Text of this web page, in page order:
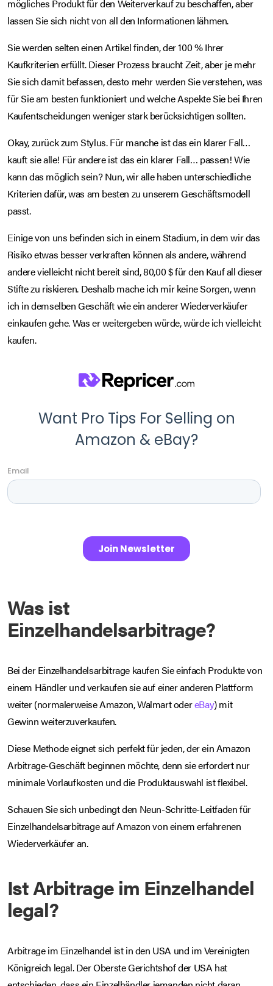
mögliches Produkt für den Weiterverkauf zu beschaffen, aber
lassen Sie sich nicht von all den Informationen lähmen.
Sie werden selten einen Artikel finden, der 100 % Ihrer
Kaufkriterien erfüllt. Dieser Prozess braucht Zeit, aber je mehr
Sie sich damit befassen, desto mehr werden Sie verstehen, was
für Sie am besten funktioniert und welche Aspekte Sie bei Ihren
Kaufentscheidungen weniger stark berücksichtigen sollten.
Okay, zurück zum Stylus. Für manche ist das ein klarer Fall…
kauft sie alle! Für andere ist das ein klarer Fall… passen! Wie
kann das möglich sein? Nun, wir alle haben unterschiedliche
Kriterien dafür, was am besten zu unserem Geschäftsmodell
passt.
Einige von uns befinden sich in einem Stadium, in dem wir das
Risiko etwas besser verkraften können als andere, während
andere vielleicht nicht bereit sind, 80,00 $ für den Kauf all dieser
Stifte zu riskieren. Deshalb mache ich mir keine Sorgen, wenn
ich in demselben Geschäft wie ein anderer Wiederverkäufer
einkaufen gehe. Was er weitergeben würde, würde ich vielleicht
kaufen.
Was ist
Einzelhandelsarbitrage?
Bei der Einzelhandelsarbitrage kaufen Sie einfach Produkte von
einem Händler und verkaufen sie auf einer anderen Plattform
weiter (normalerweise Amazon, Walmart odereBay) mit
Gewinn weiterzuverkaufen.
Diese Methode eignet sich perfekt für jeden, der ein Amazon
Arbitrage-Geschäft beginnen möchte, denn sie erfordert nur
minimale Vorlaufkosten und die Produktauswahl ist flexibel.
Schauen Sie sich unbedingt den Neun-Schritte-Leitfaden für
Einzelhandelsarbitrage auf Amazon von einem erfahrenen
Wiederverkäufer an.
Ist Arbitrage im Einzelhandel
legal?
Arbitrage im Einzelhandel ist in den USA und im Vereinigten
Königreich legal. Der Oberste Gerichtshof der USA hat